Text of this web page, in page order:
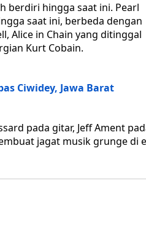
berdiri hingga saat ini. Pearl
saat ini, berbeda dengan
Alice in Chain yang ditinggal
Kurt Cobain.
Ciwidey, Jawa Barat
pada gitar, Jeff Ament
jagat musik grunge di